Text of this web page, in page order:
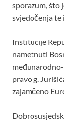
sporazum, što
svjedočenja te
Institucije
nametnuti
pravo g.
zajamčeno